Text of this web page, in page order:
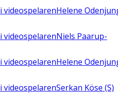
i videospelarenHelene
i videospelarenNiels Paarup-
i videospelarenHelene
i videospelarenSerkan Köse (S)